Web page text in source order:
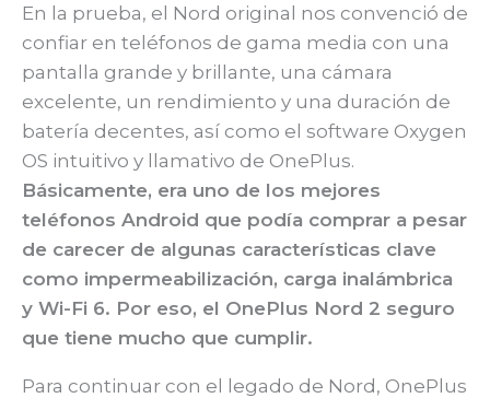
En la prueba, el Nord original nos convenció de
confiar en teléfonos de gama media con una
pantalla grande y brillante, una cámara
excelente, un rendimiento y una duración de
batería decentes, así como el software Oxygen
OS intuitivo y llamativo de OnePlus.
Básicamente, era uno de los mejores
teléfonos Android que podía comprar a pesar
de carecer de algunas características clave
como impermeabilización, carga inalámbrica
y Wi-Fi 6. Por eso, el OnePlus Nord 2 seguro
que tiene mucho que cumplir.
Para continuar con el legado de Nord, OnePlus